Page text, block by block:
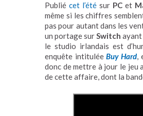
Publié cet l’étésur PCet
même si les chiffres
pas pour autant dans les
un portage surSwitch
le studio irlandais est
enquête intituléeBuy Hard,
donc de mettre à jour le jeu
de cette affaire, dont la